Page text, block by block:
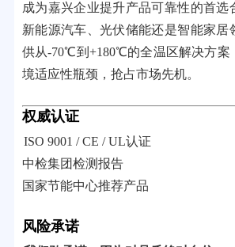
成为嘉兴企业提升产品可靠性的首选
新能源汽车、光伏储能还是智能家居
供从-70℃到+180℃的全温区解决方案
境适应性瓶颈，抢占市场先机。
权威认证
ISO 9001 / CE / UL认证
中检集团检测报告
国家节能中心推荐产品
风险承诺